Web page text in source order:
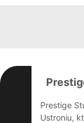
Prestige
Ustroniu,